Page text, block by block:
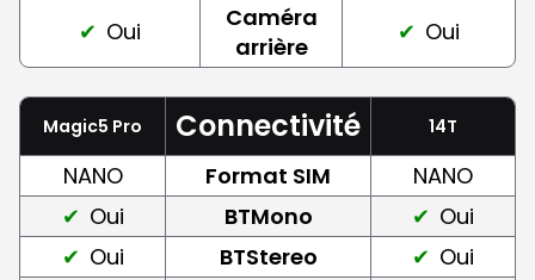
Oui
Caméra
arrière
Oui
Magic5 Pro Connectivité 14T
NANO Format SIM
NANO
Oui
BTMono
Oui
Oui
BTStereo
Oui